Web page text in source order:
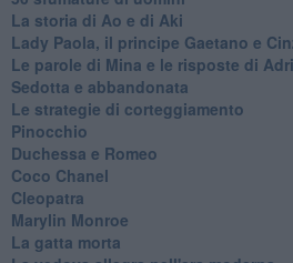
La storia di Ao e di Aki
Lady Paola, il principe Gaetano e
Le parole di Mina e le risposte di
Sedotta e abbandonata
Le strategie di corteggiamento
Pinocchio
Duchessa e Romeo
Coco Chanel
Cleopatra
Marylin Monroe
La gatta morta